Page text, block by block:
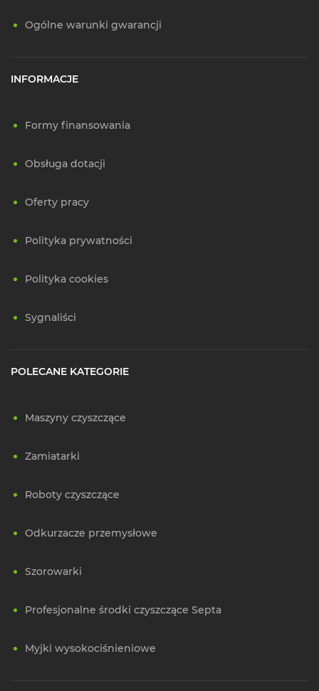
Ogólne warunki gwarancji
INFORMACJE
Formy finansowania
Obsługa dotacji
Oferty pracy
Polityka prywatności
Polityka cookies
Sygnaliści
POLECANE KATEGORIE
Maszyny czyszczące
Zamiatarki
Roboty czyszczące
Odkurzacze przemysłowe
Szorowarki
Profesjonalne środki czyszczące Septa
Myjki wysokociśnieniowe